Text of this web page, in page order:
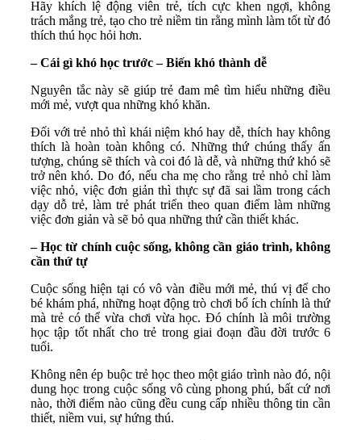
Hãy khích lệ động viên trẻ, tích cực khen ngợi, không
trách mắng trẻ, tạo cho trẻ niềm tin rằng mình làm tốt từ đó
thích thú học hỏi hơn.
– Cái gì khó học trước – Biến khó thành dễ
Nguyên tắc này sẽ giúp trẻ đam mê tìm hiểu những điều
mới mẻ, vượt qua những khó khăn.
Đối với trẻ nhỏ thì khái niệm khó hay dễ, thích hay không
thích là hoàn toàn không có. Những thứ chúng thấy ấn
tượng, chúng sẽ thích và coi đó là dễ, và những thứ khó sẽ
trở nên khó. Do đó, nếu cha mẹ cho rằng trẻ nhỏ chỉ làm
việc nhỏ, việc đơn giản thì thực sự đã sai lầm trong cách
dạy dỗ trẻ, làm trẻ phát triển theo quan điểm làm những
việc đơn giản và sẽ bỏ qua những thứ cần thiết khác.
– Học từ chính cuộc sống, không cần giáo trình, không
cần thứ tự
Cuộc sống hiện tại có vô vàn điều mới mẻ, thú vị để cho
bé khám phá, những hoạt động trò chơi bổ ích chính là thứ
mà trẻ có thể vừa chơi vừa học. Đó chính là môi trường
học tập tốt nhất cho trẻ trong giai đoạn đầu đời trước 6
tuổi.
Không nên ép buộc trẻ học theo một giáo trình nào đó, nội
dung học trong cuộc sống vô cùng phong phú, bất cứ nơi
nào, thời điểm nào cũng đều cung cấp nhiều thông tin cần
thiết, niềm vui, sự hứng thú.